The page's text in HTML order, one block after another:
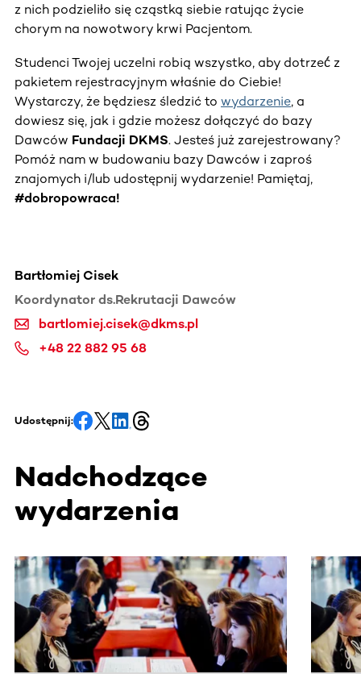
z nich podzieliło się cząstką siebie ratując życie
chorym na nowotwory krwi Pacjentom.
Studenci Twojej uczelni robią wszystko, aby dotrzeć́ z
pakietem rejestracyjnym właśnie do Ciebie!
Wystarczy, że będziesz śledzić to wydarzenie, a
dowiesz się, jak i gdzie możesz dołączyć do bazy
Dawców Fundacji DKMS. Jesteś już zarejestrowany?
Pomóż nam w budowaniu bazy Dawców i zaproś
znajomych i/lub udostępnij wydarzenie! Pamiętaj,
#dobropowraca!
Bartłomiej Cisek
Koordynator ds.Rekrutacji Dawców
bartlomiej.cisek@dkms.pl
+48 22 882 95 68
Udostępnij:
Nadchodzące
wydarzenia
Ta sekcja zawiera treści przewijane w poziomie. Użyj